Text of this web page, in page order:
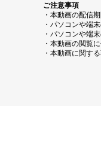
ご注意事項
・本動画の配信
・パソコンや端
・パソコンや端
・本動画の閲覧
・本動画に関す